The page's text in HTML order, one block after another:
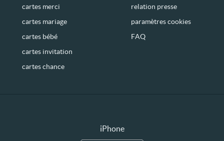
cartes merci
cartes mariage
cartes bébé
cartes invitation
cartes chance
relation presse
paramètres cookies
FAQ
iPhone